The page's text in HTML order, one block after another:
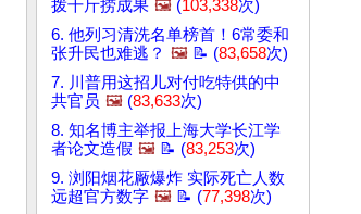
拨千斤捞成果 🖼️ (103,338次)
6. 他列习清洗名单榜首！6常委和
张升民也难逃？ 🖼️ 📝 (83,658次)
7. 川普用这招儿对付吃特供的中
共官员 🖼️ (83,633次)
8. 知名博主举报上海大学长江学
者论文造假 🖼️ 📝 (83,253次)
9. 浏阳烟花厰爆炸 实际死亡人数
远超官方数字 🖼️ 📝 (77,398次)